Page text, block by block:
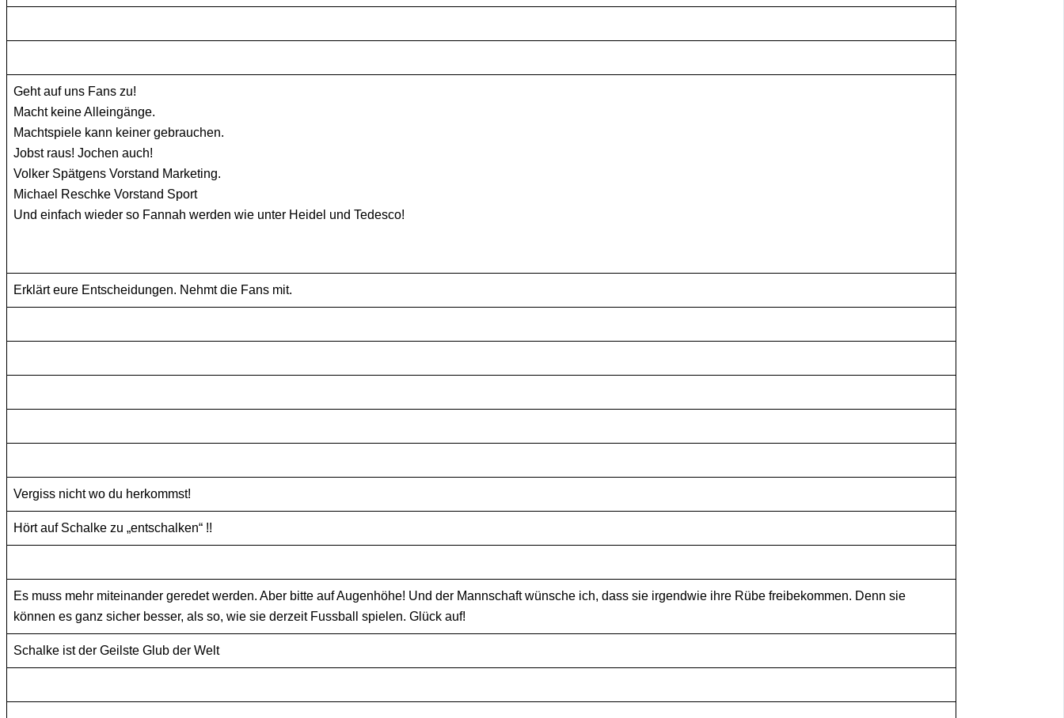
Geht auf uns Fans zu!
Macht keine Alleingänge.
Machtspiele kann keiner gebrauchen.
Jobst raus! Jochen auch!
Volker Spätgens Vorstand Marketing.
Michael Reschke Vorstand Sport
Und einfach wieder so Fannah werden wie unter Heidel und Tedesco!
Erklärt eure Entscheidungen. Nehmt die Fans mit.
Vergiss nicht wo du herkommst!
Hört auf Schalke zu „entschalken“ !!
Es muss mehr miteinander geredet werden. Aber bitte auf Augenhöhe! Und der Mannschaft wünsche ich, dass sie irgendwie ihre Rübe freibekommen. Denn sie
können es ganz sicher besser, als so, wie sie derzeit Fussball spielen. Glück auf!
Schalke ist der Geilste Glub der Welt